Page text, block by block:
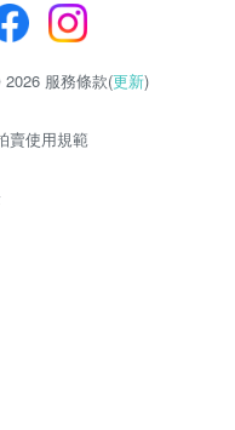
服務條款(更新)
賣使用規範